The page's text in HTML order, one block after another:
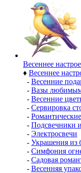
Весеннее
♦ Весеннее
- Весенние
- Вазы
- Весенние
- Сервировка
-
- Подсвечники
- Электросвечи
- Украшения из
- Симфония
- Садовая
- Весенняя